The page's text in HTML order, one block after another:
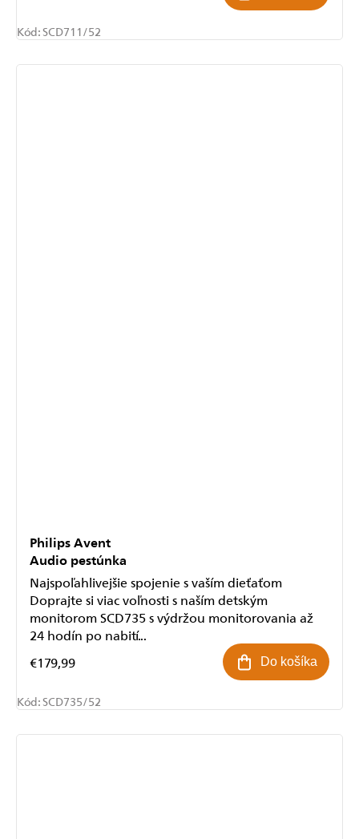
Kód:SCD711/52
Philips Avent
Audio pestúnka
€179,99 Do košíka
Najspoľahlivejšie spojenie s vaším dieťaťom
Doprajte si viac voľnosti s naším detským
monitorom SCD735 s výdržou monitorovania až
24 hodín po nabití...
Kód:SCD735/52